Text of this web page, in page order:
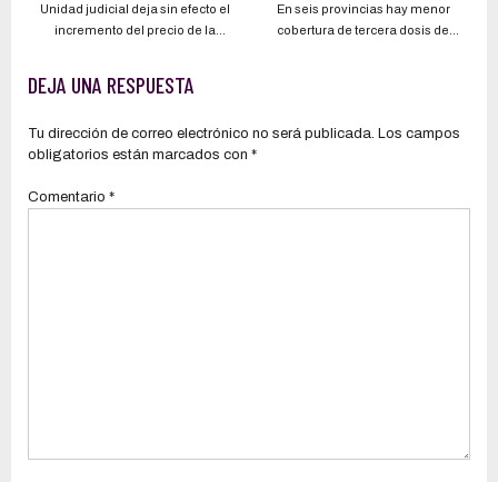
Unidad judicial deja sin efecto el
incremento del precio de la
estuvo congelado por siete años
En seis provincias hay menor
cobertura de tercera dosis de
DEJA UNA RESPUESTA
Tu dirección de correo electrónico no será publicada. Los campos
obligatorios están marcados con *
Comentario *